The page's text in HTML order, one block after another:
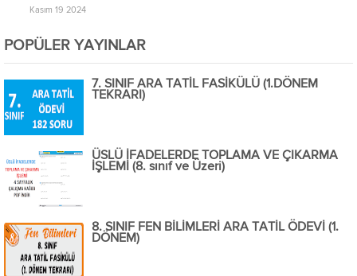
Kasım 19 2024
POPÜLER YAYINLAR
7. SINIF ARA TATİL FASİKÜLÜ (1.DÖNEM
TEKRARI)
ÜSLÜ İFADELERDE TOPLAMA VE ÇIKARMA
İŞLEMİ (8. sınıf ve Üzeri)
8. SINIF FEN BİLİMLERİ ARA TATİL ÖDEVİ (1.
DÖNEM)